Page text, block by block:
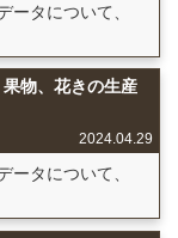
ータについて、
物、花きの生産
2024.04.29
ータについて、